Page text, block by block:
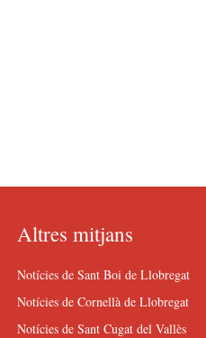
Altres mitjans
Notícies de Sant Boi de Llobregat
Notícies de Cornellà de Llobregat
Notícies de Sant Cugat del Vallès